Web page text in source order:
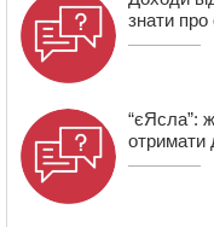
знати про
“єЯсла”:
отримати